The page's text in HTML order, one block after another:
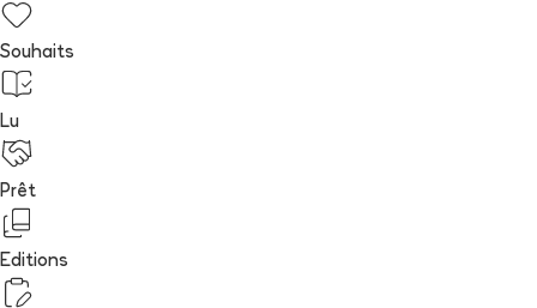
Souhaits
Lu
Prêt
Editions